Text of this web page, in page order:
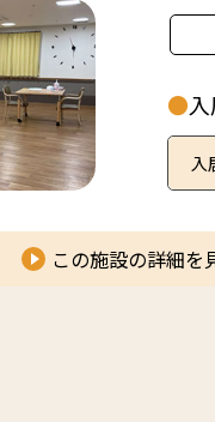
●
入
この施設の詳細を